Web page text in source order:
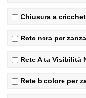
Chiusura a
Rete nera per
Rete Alta Visibilità
Rete bicolore per